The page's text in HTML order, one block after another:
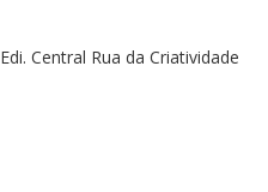
Central Rua da Criatividade